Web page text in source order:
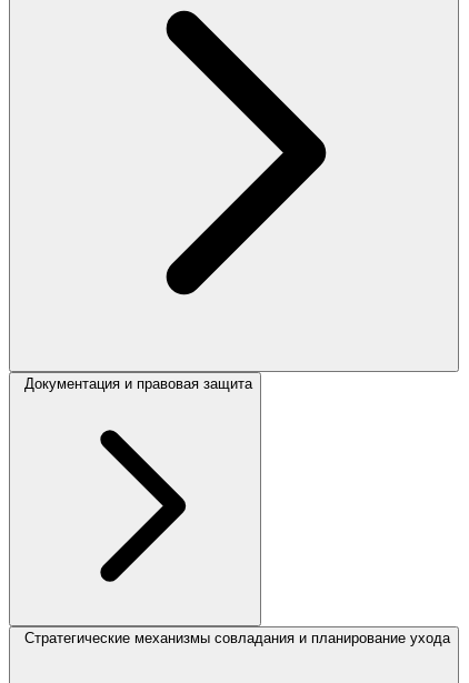
Документация и правовая защита
Стратегические механизмы совладания и планирование ухода